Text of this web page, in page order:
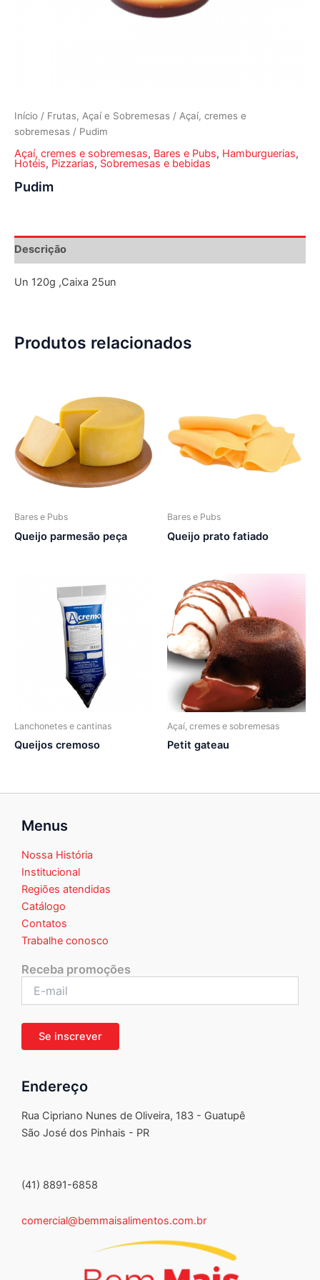
Início / Frutas, Açaí e Sobremesas / Açaí, cremes e
sobremesas / Pudim
Açaí, cremes e sobremesas, Bares e Pubs, Hamburguerias,
Hotéis, Pizzarias, Sobremesas e bebidas
Pudim
Descrição
Un 120g ,Caixa 25un
Produtos relacionados
Bares e Pubs
Queijo parmesão peça
Bares e Pubs
Queijo prato fatiado
Lanchonetes e cantinas
Queijos cremoso
Açaí, cremes e sobremesas
Petit gateau
Menus
Nossa História
Institucional
Regiões atendidas
Catálogo
Contatos
Trabalhe conosco
Receba promoções
Endereço
Rua Cipriano Nunes de Oliveira, 183 - Guatupê
São José dos Pinhais - PR
(41) 8891-6858
comercial@bemmaisalimentos.com.br